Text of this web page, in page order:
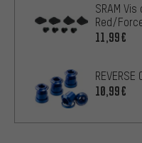
SRAM
Red/
11,99€
10,99€